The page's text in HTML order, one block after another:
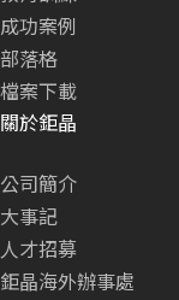
成功案例
部落格
檔案下載
關於鉅晶
公司簡介
大事記
人才招募
鉅晶海外辦事處